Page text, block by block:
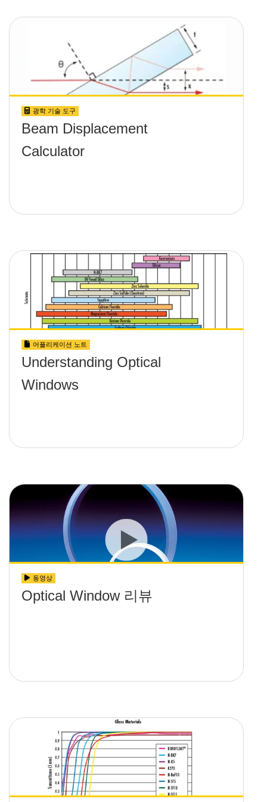
광학 기술 도구
Beam Displacement
Calculator
어플리케이션 노트
Understanding Optical
Windows
동영상
Optical Window 리뷰